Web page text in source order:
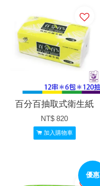
百分百抽取式衛生紙
NT$ 820
加入購物車
優惠